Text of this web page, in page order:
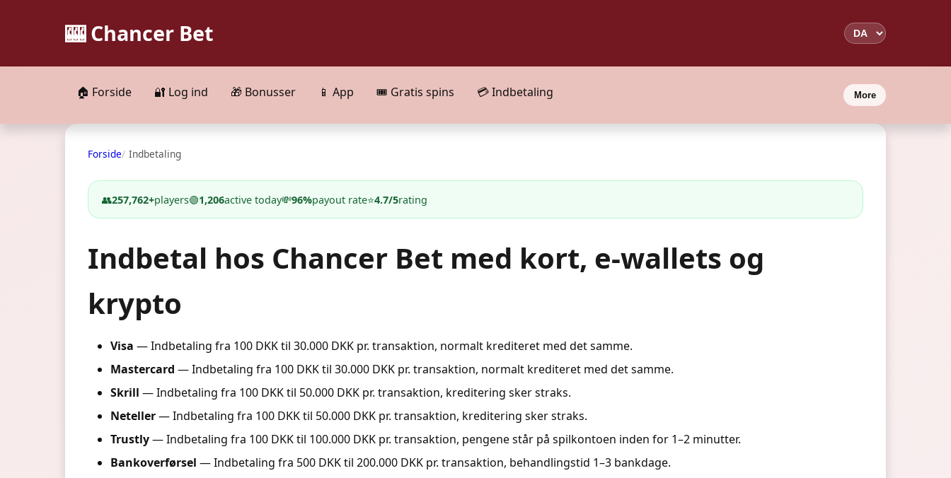
🎰 Chancer Bet
🏠 Forside 🔐 Log ind 🎁 Bonusser 📱 App 🎟️ Gratis spins 💳 Indbetaling More
Forside Indbetaling
👥257,762+players🟢1,206active today💸96%payout rate⭐4.7/5rating
Indbetal hos Chancer Bet med kort, e-wallets og
krypto
Visa — Indbetaling fra 100 DKK til 30.000 DKK pr. transaktion, normalt krediteret med det samme.
Mastercard — Indbetaling fra 100 DKK til 30.000 DKK pr. transaktion, normalt krediteret med det samme.
Skrill — Indbetaling fra 100 DKK til 50.000 DKK pr. transaktion, kreditering sker straks.
Neteller— Indbetaling fra 100 DKK til 50.000 DKK pr. transaktion, kreditering sker straks.
Trustly— Indbetaling fra 100 DKK til 100.000 DKK pr. transaktion, pengene står på spilkontoen inden for 1–2 minutter.
Bankoverførsel — Indbetaling fra 500 DKK til 200.000 DKK pr. transaktion, behandlingstid 1–3 bankdage.